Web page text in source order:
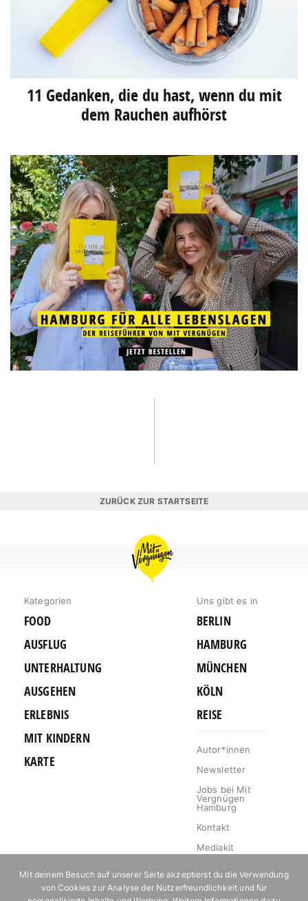
11 Gedanken, die du hast, wenn du mit
dem Rauchen aufhörst
ZURÜCK ZUR STARTSEITE
MIT
VERGNÜGEN
HAMBURG
Kategorien
FOOD
AUSFLUG
UNTERHALTUNG
AUSGEHEN
ERLEBNIS
MIT KINDERN
KARTE
Uns gibt es in
BERLIN
HAMBURG
MÜNCHEN
KÖLN
REISE
Autor*innen
Newsletter
Jobs bei Mit
Vergnügen
Hamburg
Kontakt
Mediakit
Datenschutz
Mit deinem Besuch auf unserer Seite akzeptierst du die Verwendung
von Cookies zur Analyse der Nutzerfreundlichkeit und für